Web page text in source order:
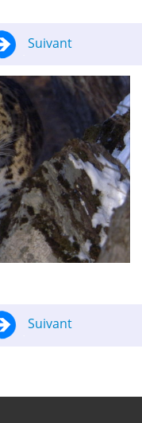
Suivant
Suivant